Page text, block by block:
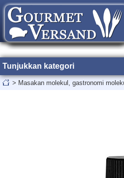
Tunjukkan kategori
> Masakan molekul, gastronomi